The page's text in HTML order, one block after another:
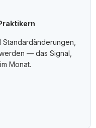
— das Signal,
Monat.